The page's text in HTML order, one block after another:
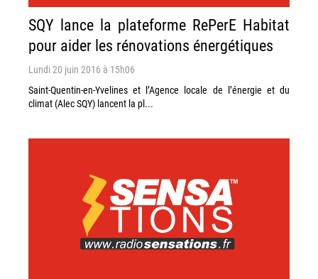
SQY lance la plateforme RePerE Habitat
pour aider les rénovations énergétiques
Lundi 20 juin 2016 à 15h06
Saint-Quentin-en-Yvelines et l’Agence locale de l’énergie et du
climat (Alec SQY) lancent la pl...